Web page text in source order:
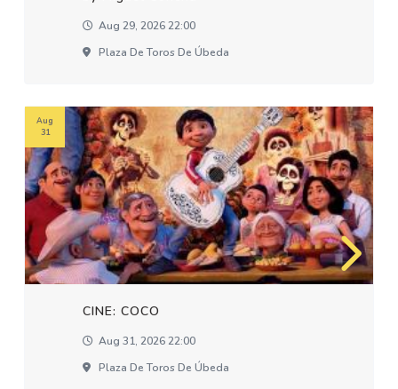
Aug 29, 2026 22:00
Plaza De Toros De Úbeda
CINE: COCO
Aug 31, 2026 22:00
Plaza De Toros De Úbeda
Aug
31